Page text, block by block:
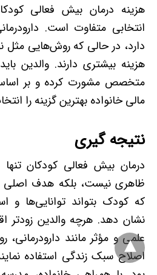
هزینه درمان بیش فعالی
انتخابی متفاوت است.
دارد، در حالی که روش‌هایی مثل
هزینه بیشتری دارند. والدین
متخصص مشورت کرده و بر
مالی خانواده بهترین گزینه را
نتیجه گیری
درمان بیش فعالی کودکان
ظاهری نیست، بلکه هدف اصلی
که کودک بتواند توانایی‌ها و
نشان دهد. هرچه والدین زودتر
علمی و مؤثر مانند دارودرمانی،
اصلاح سبک زندگی استفاده